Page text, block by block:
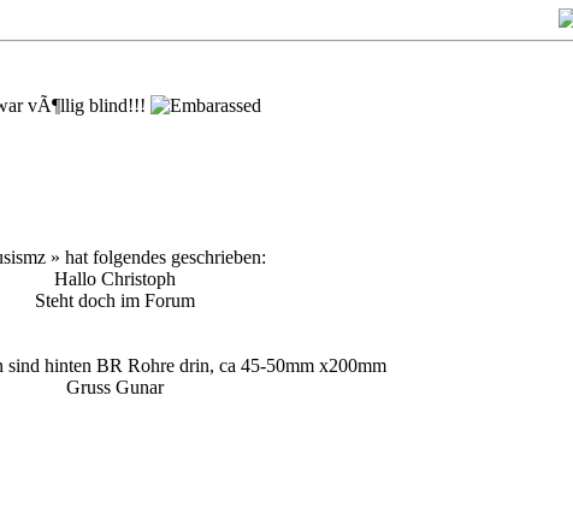
vÃ¶llig blind!!!
» hat folgendes geschrieben:
Hallo Christoph
Steht doch im Forum
sind hinten BR Rohre drin, ca 45-50mm x200mm
Gruss Gunar